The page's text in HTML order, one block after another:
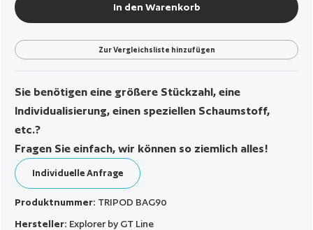
In den Warenkorb
Zur Vergleichsliste hinzufügen
Sie benötigen eine größere Stückzahl, eine
Individualisierung, einen speziellen Schaumstoff,
etc.?
Fragen Sie einfach, wir können so ziemlich alles!
Individuelle Anfrage
Produktnummer: TRIPOD BAG90
Hersteller: Explorer by GT Line